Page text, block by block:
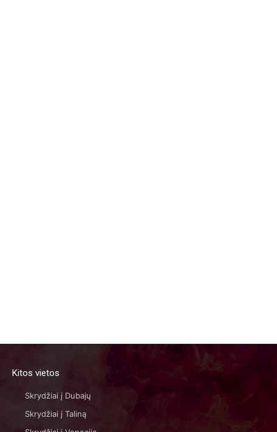
Kitos vietos
Skrydžiai į Dubajų
Skrydžiai į Taliną